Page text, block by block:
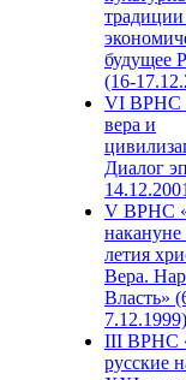
будущее
(16-
VI ВРНС
вера и
Диалог
V ВРНС
накануне
летия
Вера.
Власть»
7.12.1999)
III ВРНС
русские